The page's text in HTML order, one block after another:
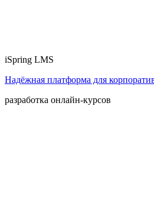
iSpring LMS
Надёжная платформа для
разработка онлайн-курсов